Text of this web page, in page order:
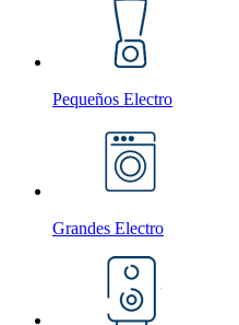
Pequeños Electro
Grandes Electro